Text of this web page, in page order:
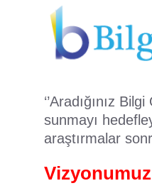
‘’Aradığınız
sunmayı
araştırmalar
Vizyonumuz